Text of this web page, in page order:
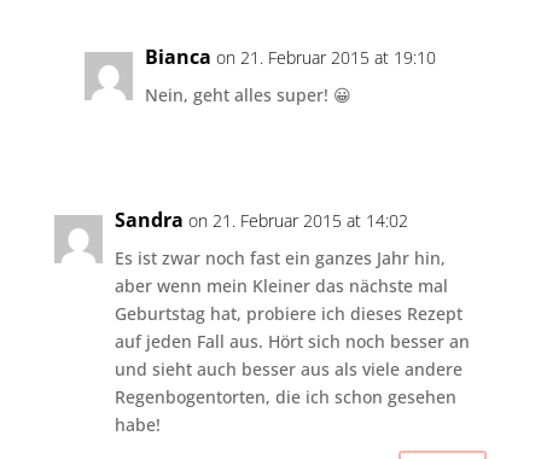
Bianca on 21. Februar 2015 at 19:10
Nein, geht alles super! 😀
Sandra on 21. Februar 2015 at 14:02
Es ist zwar noch fast ein ganzes Jahr hin,
aber wenn mein Kleiner das nächste mal
Geburtstag hat, probiere ich dieses Rezept
auf jeden Fall aus. Hört sich noch besser an
und sieht auch besser aus als viele andere
Regenbogentorten, die ich schon gesehen
habe!